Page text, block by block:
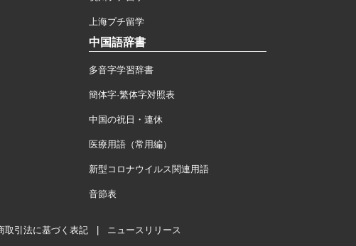
上海プチ留学
中国語辞書
多音字学習辞書
簡体字·繁体字対照表
中国の祝日・連休
医療用語（常用編）
新型コロナウイルス関連用語
音節表
取引法に基づく表記 ニュースリリース